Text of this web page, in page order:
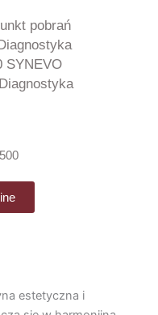
pobrań
SYNEVO
estetyczna i